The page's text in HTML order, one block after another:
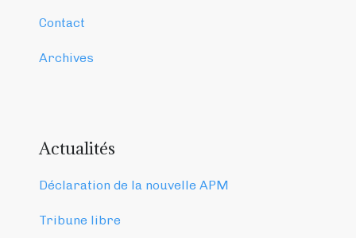
Contact
Archives
Actualités
Déclaration de la nouvelle APM
Tribune libre